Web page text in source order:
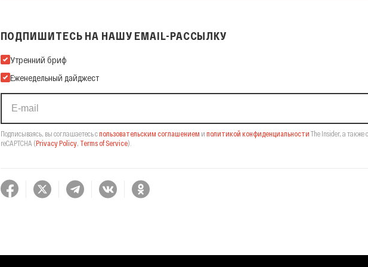
ПОДПИШИТЕСЬ НА НАШУ EMAIL-РАССЫЛКУ
Подпишитесь на нашу Email-рассылку
Утренний бриф
Еженедельный дайджест
Подписываясь, вы соглашаетесь спользовательским соглашением и политикой конфиденциальности The Insider, а также
reCAPTCHA (Privacy Policy, Terms of Service).